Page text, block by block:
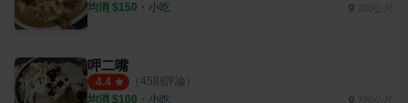
均消 $150 ・ 小吃
呷二嘴
4.4 （ 45則評論）
均消 $100 ・ 小吃